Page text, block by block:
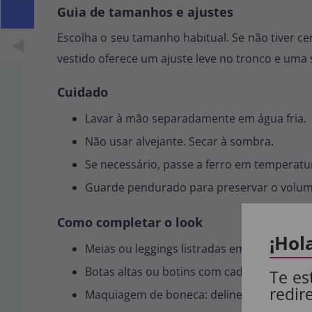
Guia de tamanhos e ajustes
Escolha o seu tamanho habitual. Se não tiver
vestido oferece um ajuste leve no tronco e
Cuidado
Lavar à mão separadamente em água fria.
Não usar alvejante. Secar à sombra.
Se necessário, passe a ferro em
Guarde pendurado para preservar o
Como completar o look
Meias ou leggings listradas em preto e
Botas altas ou botins com cadarço.
Maquiagem de boneca: delineador forte,
Te